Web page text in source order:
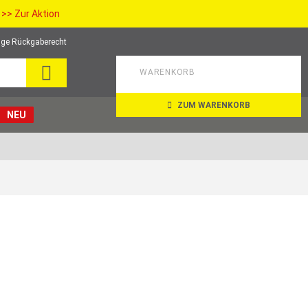
>> Zur Aktion
Rückgaberecht
WARENKORB
ZUM WARENKORB
NEU